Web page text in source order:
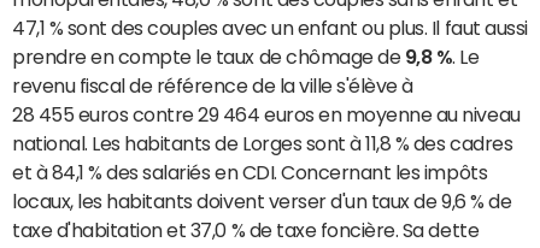
47,1 % sont des couples avec un enfant ou plus. Il faut aussi
prendre en compte le taux de chômage de 9,8 % . Le
revenu fiscal de référence de la ville s'élève à
28 455 euros contre 29 464 euros en moyenne au niveau
national. Les habitants de Lorges sont à 11,8 % des cadres
et à 84,1 % des salariés en CDI. Concernant les impôts
locaux, les habitants doivent verser d'un taux de 9,6 % de
taxe d'habitation et 37,0 % de taxe foncière. Sa dette